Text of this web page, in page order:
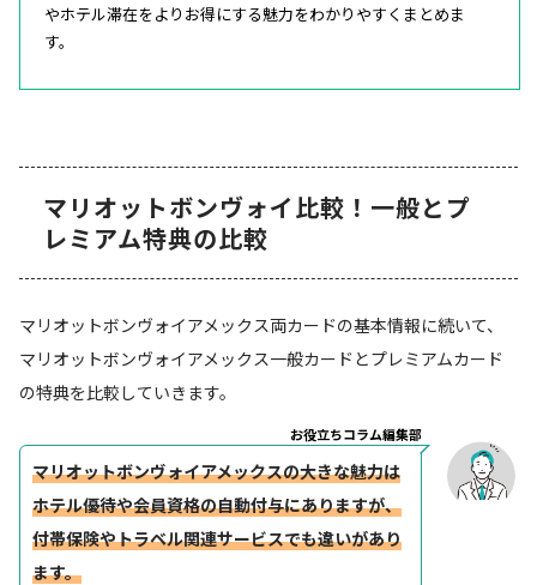
やホテル滞在をよりお得にする魅力をわかりやすくまとめま
す。
マリオットボンヴォイ比較！一般とプ
レミアム特典の比較
マリオットボンヴォイアメックス両カードの基本情報に続いて、
マリオットボンヴォイアメックス一般カードとプレミアムカード
の特典を比較していきます。
お役立ちコラム編集部
マリオットボンヴォイアメックスの大きな魅力は
ホテル優待や会員資格の自動付与にありますが、
付帯保険やトラベル関連サービスでも違いがあり
ます。